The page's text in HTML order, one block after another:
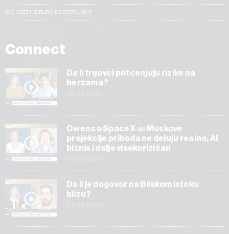
SVE VESTI IZ RUBRIKE SPOTLIGHT
Connect
Da li trgovci potcenjuju rizike na
berzama?
Owens o SpaceX-u: Muskove
projekcije prihoda ne deluju realno, AI
biznis i dalje visokorizičan
Da li je dogovor na Bliskom istoku
blizu?